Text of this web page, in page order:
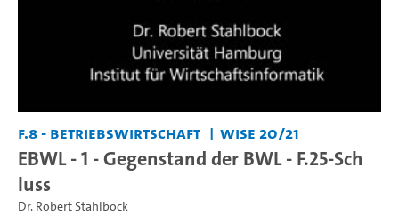
F.8 - Betriebswirtschaft WiSe 20/21
EBWL - 1 - Gegenstand der BWL - F.25-Sch
luss
Dr. Robert Stahlbock